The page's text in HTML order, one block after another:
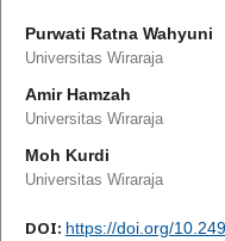
Purwati Ratna Wahyuni
Universitas Wiraraja
Amir Hamzah
Universitas Wiraraja
Moh Kurdi
Universitas Wiraraja
DOI: https://doi.org/